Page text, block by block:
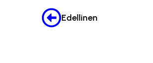
Edellinen